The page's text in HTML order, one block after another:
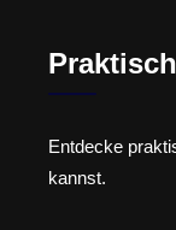
Entdecke
kannst.